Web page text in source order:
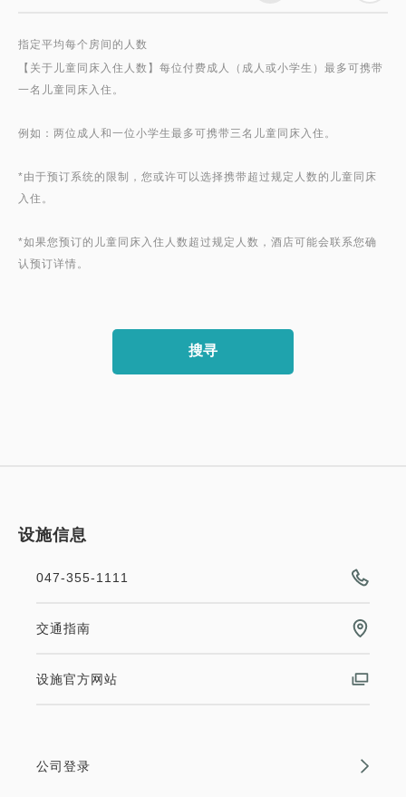
指定平均每个房间的人数
【关于儿童同床入住人数】每位付费成人（成人或小学生）最多可携带
一名儿童同床入住。
例如：两位成人和一位小学生最多可携带三名儿童同床入住。
*由于预订系统的限制，您或许可以选择携带超过规定人数的儿童同床
入住。
*如果您预订的儿童同床入住人数超过规定人数，酒店可能会联系您确
搜寻
设施信息
047-355-1111
交通指南
设施官方网站
公司登录